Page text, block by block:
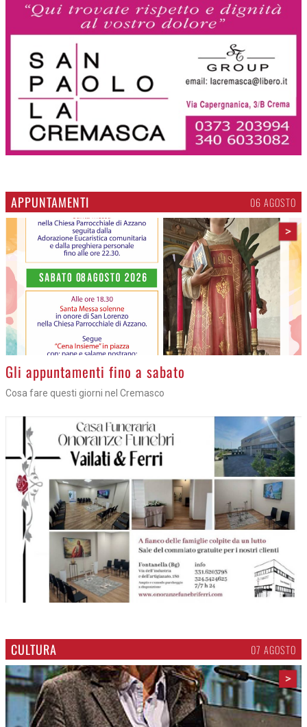
APPUNTAMENTI 06 AGOSTO
>
Gli appuntamenti fino a sabato
Cosa fare questi giorni nel Cremasco
CULTURA 07 AGOSTO
>